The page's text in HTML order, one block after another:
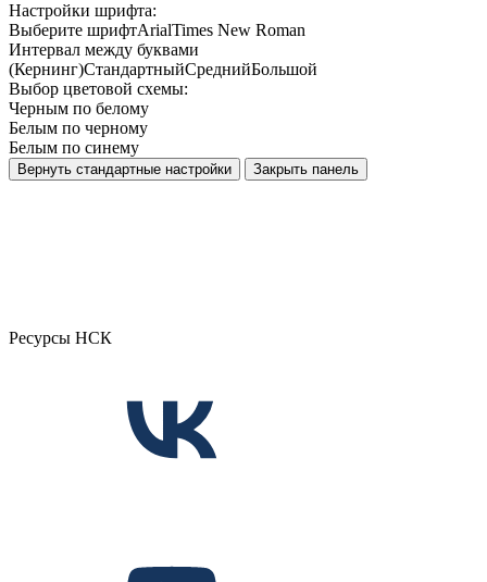
Настройки шрифта:
Выберите шрифтArialTimes New Roman
Интервал между буквами
(Кернинг)СтандартныйСреднийБольшой
Выбор цветовой схемы:
Черным по белому
Белым по черному
Белым по синему
Вернуть стандартные настройки Закрыть панель
Ресурсы НСК